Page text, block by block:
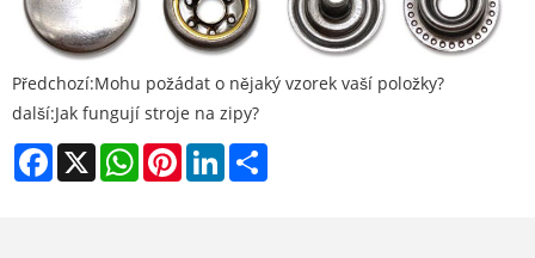
Předchozí:Mohu požádat o nějaký vzorek vaší položky?
další:Jak fungují stroje na zipy?
Facebook
X WhatsAppPinterestLinkedIn